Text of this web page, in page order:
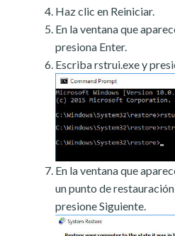
Haz clic en Reiniciar.
En la ventana que
presiona Enter.
Escriba rstrui.exe y
En la ventana que
un punto de
presione Siguiente.